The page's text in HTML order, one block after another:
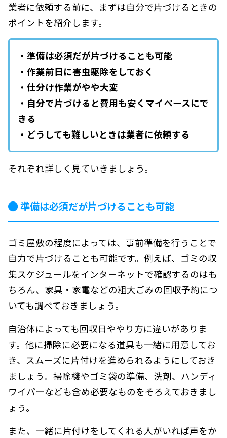
業者に依頼する前に、まずは自分で片づけるときの
ポイントを紹介します。
・準備は必須だが片づけることも可能
・作業前日に害虫駆除をしておく
・仕分け作業がやや大変
・自分で片づけると費用も安くマイペースにで
きる
・どうしても難しいときは業者に依頼する
それぞれ詳しく見ていきましょう。
準備は必須だが片づけることも可能
ゴミ屋敷の程度によっては、事前準備を行うことで
自力で片づけることも可能です。例えば、ゴミの収
集スケジュールをインターネットで確認するのはも
ちろん、家具・家電などの粗大ごみの回収予約につ
いても調べておきましょう。
自治体によっても回収日ややり方に違いがありま
す。他に掃除に必要になる道具も一緒に用意してお
き、スムーズに片付けを進められるようにしておき
ましょう。掃除機やゴミ袋の準備、洗剤、ハンディ
ワイパーなども含め必要なものをそろえておきまし
ょう。
また、一緒に片付けをしてくれる人がいれば声をか